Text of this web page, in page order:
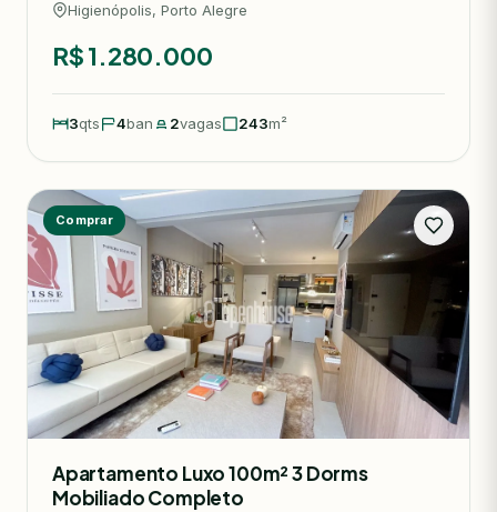
Higienópolis, Porto Alegre
R$ 1.280.000
3qts 4ban 2vagas 243m²
Comprar
Apartamento Luxo 100m² 3 Dorms
Mobiliado Completo